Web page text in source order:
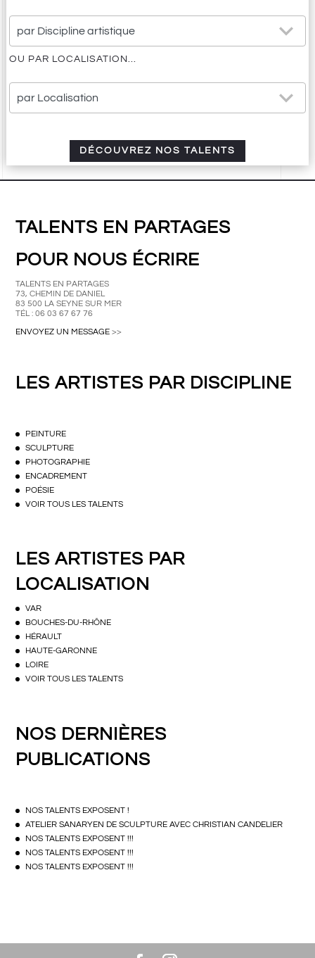
par Discipline artistique
results
available
OU PAR LOCALISATION...
par Localisation
21
results
available
DÉCOUVREZ NOS TALENTS
TALENTS EN PARTAGES
POUR NOUS ÉCRIRE
TALENTS EN PARTAGES
73, CHEMIN DE DANIEL
83 500 LA SEYNE SUR MER
TÉL : 06 03 67 67 76
ENVOYEZ UN MESSAGE >>
LES ARTISTES PAR DISCIPLINE
PEINTURE
SCULPTURE
PHOTOGRAPHIE
ENCADREMENT
POÉSIE
VOIR TOUS LES TALENTS
LES ARTISTES PAR
LOCALISATION
VAR
BOUCHES-DU-RHÔNE
HÉRAULT
HAUTE-GARONNE
LOIRE
VOIR TOUS LES TALENTS
NOS DERNIÈRES
PUBLICATIONS
NOS TALENTS EXPOSENT !
ATELIER SANARYEN DE SCULPTURE AVEC CHRISTIAN CANDELIER
NOS TALENTS EXPOSENT !!!
NOS TALENTS EXPOSENT !!!
NOS TALENTS EXPOSENT !!!